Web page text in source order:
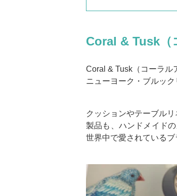
Coral & Tusk（
Coral & Tusk（コーラル
ニューヨーク・ブルッ
クッションやテーブル
製品も、ハンドメイド
世界中で愛されているブ